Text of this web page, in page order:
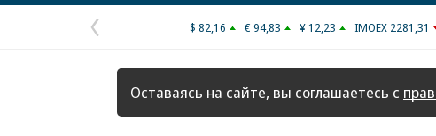
Предыдущая
страница
$ 82,16 € 94,83 ¥ 12,23 IMOEX 2281,31
Оставаясь на сайте, вы соглашаетесь с